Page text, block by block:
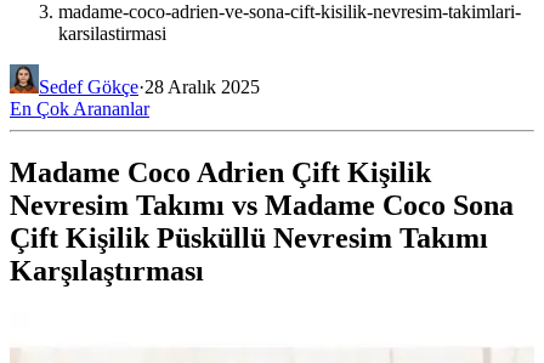
madame-coco-adrien-ve-sona-cift-kisilik-nevresim-takimlari-
karsilastirmasi
Sedef Gökçe·28 Aralık 2025
En Çok Arananlar
Madame Coco Adrien Çift Kişilik
Nevresim Takımı vs Madame Coco Sona
Çift Kişilik Püsküllü Nevresim Takımı
Karşılaştırması